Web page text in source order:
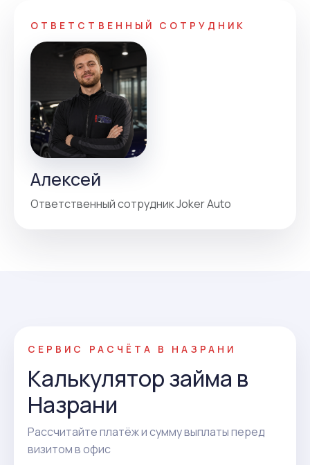
ОТВЕТСТВЕННЫЙ СОТРУДНИК
Алексей
Ответственный сотрудник Joker Auto
СЕРВИС РАСЧЁТА В НАЗРАНИ
Калькулятор займа в
Назрани
Рассчитайте платёж и сумму выплаты перед
визитом в офис